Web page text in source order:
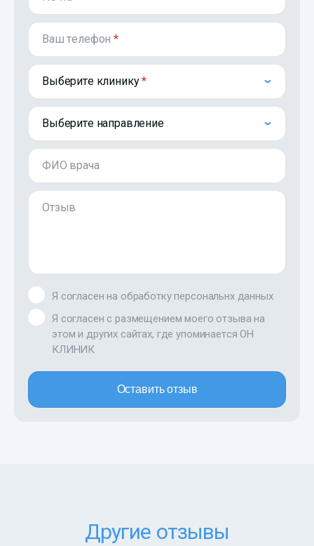
Ваш телефон*
Выберите клинику
Выберите направление
ФИО врача
Отзыв
Я согласен на обработку персональнх данных
Я согласен с размещением моего отзыва на
этом и других сайтах, где упоминается ОН
КЛИНИК
Оставить отзыв
Другие отзывы